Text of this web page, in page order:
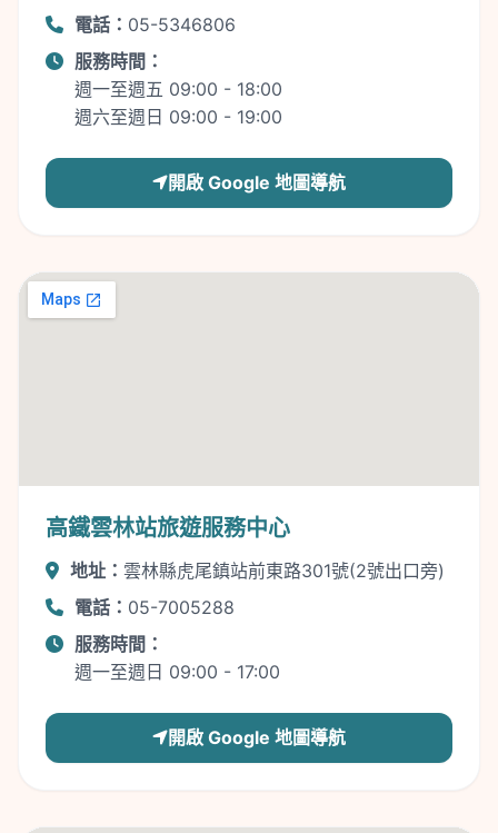
電話： 05-5346806
服務時間：
週一至週五 09:00 - 18:00
週六至週日 09:00 - 19:00
開啟 Google 地圖導航
高鐵雲林站旅遊服務中心
地址： 雲林縣虎尾鎮站前東路301號(2號出口旁)
電話： 05-7005288
服務時間：
週一至週日 09:00 - 17:00
開啟 Google 地圖導航